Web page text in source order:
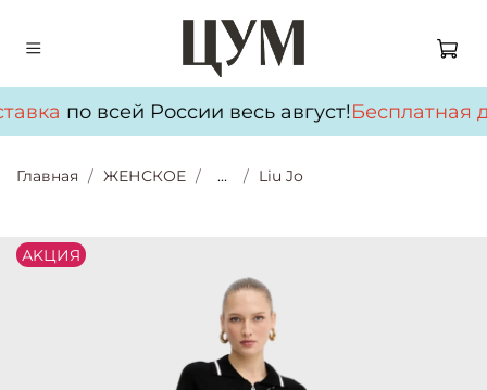
по всей России весь август!Бесплатная
Главная ЖЕНСКОЕ ... Liu Jo
АKЦИЯ